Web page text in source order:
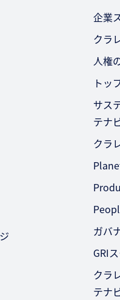
企業
クラ
人権
トッ
サス
テナ
クラ
ガバ
GRI
クラ
テナ